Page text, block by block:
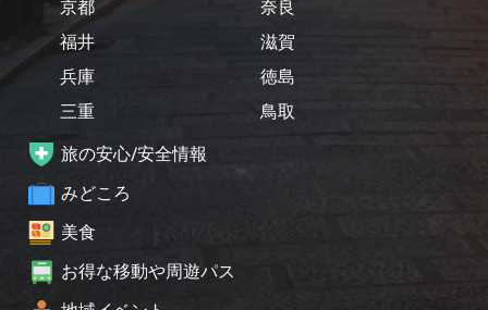
京都
福井
兵庫
三重
奈良
滋賀
徳島
鳥取
旅の安心/安全情報
みどころ
美食
お得な移動や周遊パス